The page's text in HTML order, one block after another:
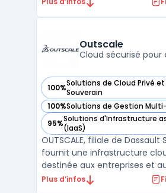
gestion de projets. La
d'OVHcloud est co ...
Outscale
Cloud sécurisé pour
100%Solutions de Cloud Privé
Souverain
— voir Outscale dans cette
100%Solutions de Gestion
— voir Outscale dans cette
95%Solutions d'Infrastructure
(IaaS)
— voir Outscale dans cette
OUTSCALE, filiale de Dassault
fournit une infrastructure
destinée aux entreprises et
organisations publiques. Sa
Plus d’infos